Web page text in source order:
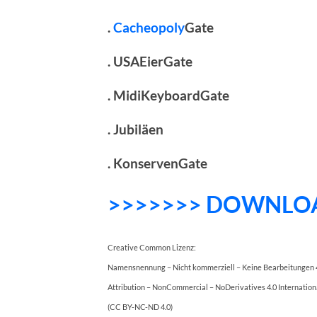
.CacheopolyGate
. USAEierGate
. MidiKeyboardGate
. Jubiläen
. KonservenGate
>>>>>>>
Creative Common Lizenz:
Namensnennung – Nicht kommerziell – Keine Bearbeitungen
Attribution – NonCommercial – NoDerivatives 4.0
(CC BY-NC-ND 4.0)